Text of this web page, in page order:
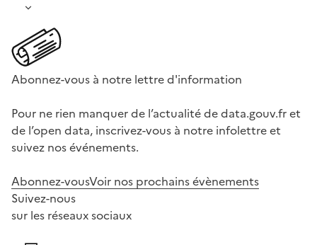
Abonnez-vous à notre lettre d'information
Pour ne rien manquer de l’actualité de data.gouv.fr et
de l’open data, inscrivez-vous à notre infolettre et
suivez nos événements.
Abonnez-vousVoir nos prochains évènements
Suivez-nous
sur les réseaux sociaux